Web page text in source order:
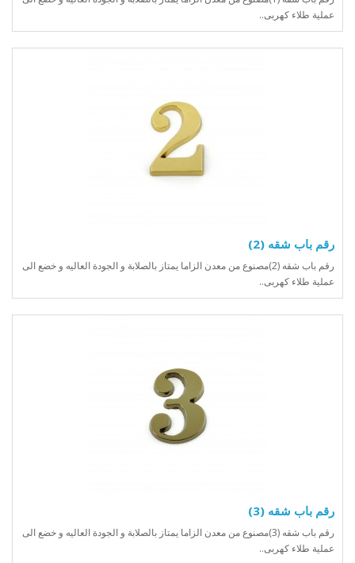
عملية طلاء كهربى..
رقم باب شقه (2)
رقم باب شقه (2)مصنوع من معدن الزاما يمتاز بالصلابة و الجودة العاليه و خضع الى
عملية طلاء كهربى..
رقم باب شقه (3)
رقم باب شقه (3)مصنوع من معدن الزاما يمتاز بالصلابة و الجودة العاليه و خضع الى
عملية طلاء كهربى..